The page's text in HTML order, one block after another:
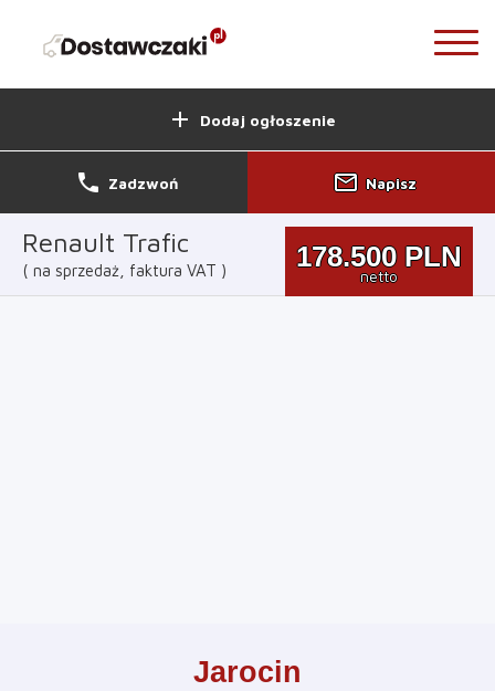
add Dodaj ogłoszenie
Renault Trafic
na sprzedaż, faktura VAT 178.500 PLN
netto
Jarocin
phone Zadzwoń mail_outline Napisz